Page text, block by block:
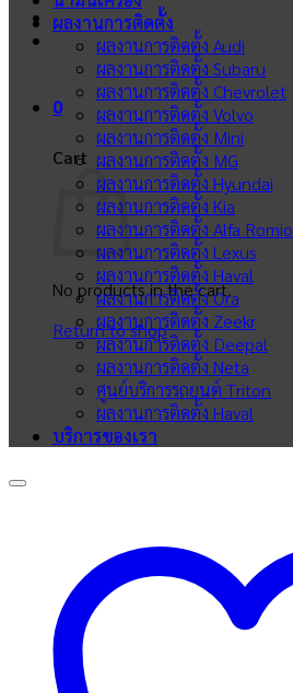
0
Cart
No products in the cart.
Return to shop
ผลงานการติดตั้ง
ผลงานการติดตั้ง Audi
ผลงานการติดตั้ง Subaru
ผลงานการติดตั้ง Chevrolet
ผลงานการติดตั้ง Volvo
ผลงานการติดตั้ง Mini
ผลงานการติดตั้ง MG
ผลงานการติดตั้ง Hyundai
ผลงานการติดตั้ง Kia
ผลงานการติดตั้ง Alfa Romio
ผลงานการติดตั้ง Lexus
ผลงานการติดตั้ง Haval
ผลงานการติดตั้ง Ora
ผลงานการติดตั้ง Zeekr
ผลงานการติดตั้ง Deepal
ผลงานการติดตั้ง Neta
ศูนย์บริการรถยนต์ Triton
ผลงานการติดตั้ง Haval
บริการของเรา